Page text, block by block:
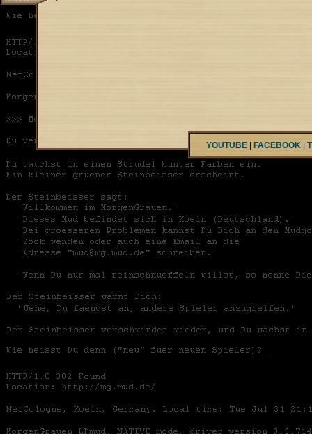
YOUTUBE FACEBOOK